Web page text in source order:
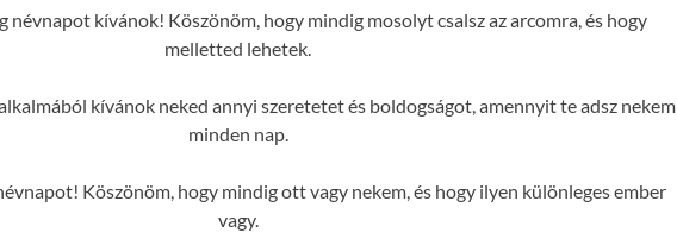
névnapot kívánok! Köszönöm, hogy mindig mosolyt csalsz az arcomra, és hogy
melletted lehetek.
kívánok neked annyi szeretetet és boldogságot, amennyit te adsz nekem
minden nap.
Köszönöm, hogy mindig ott vagy nekem, és hogy ilyen különleges ember
vagy.